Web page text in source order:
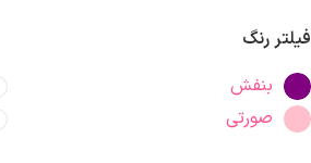
فیلتر رنگ
بنفش
صورتی